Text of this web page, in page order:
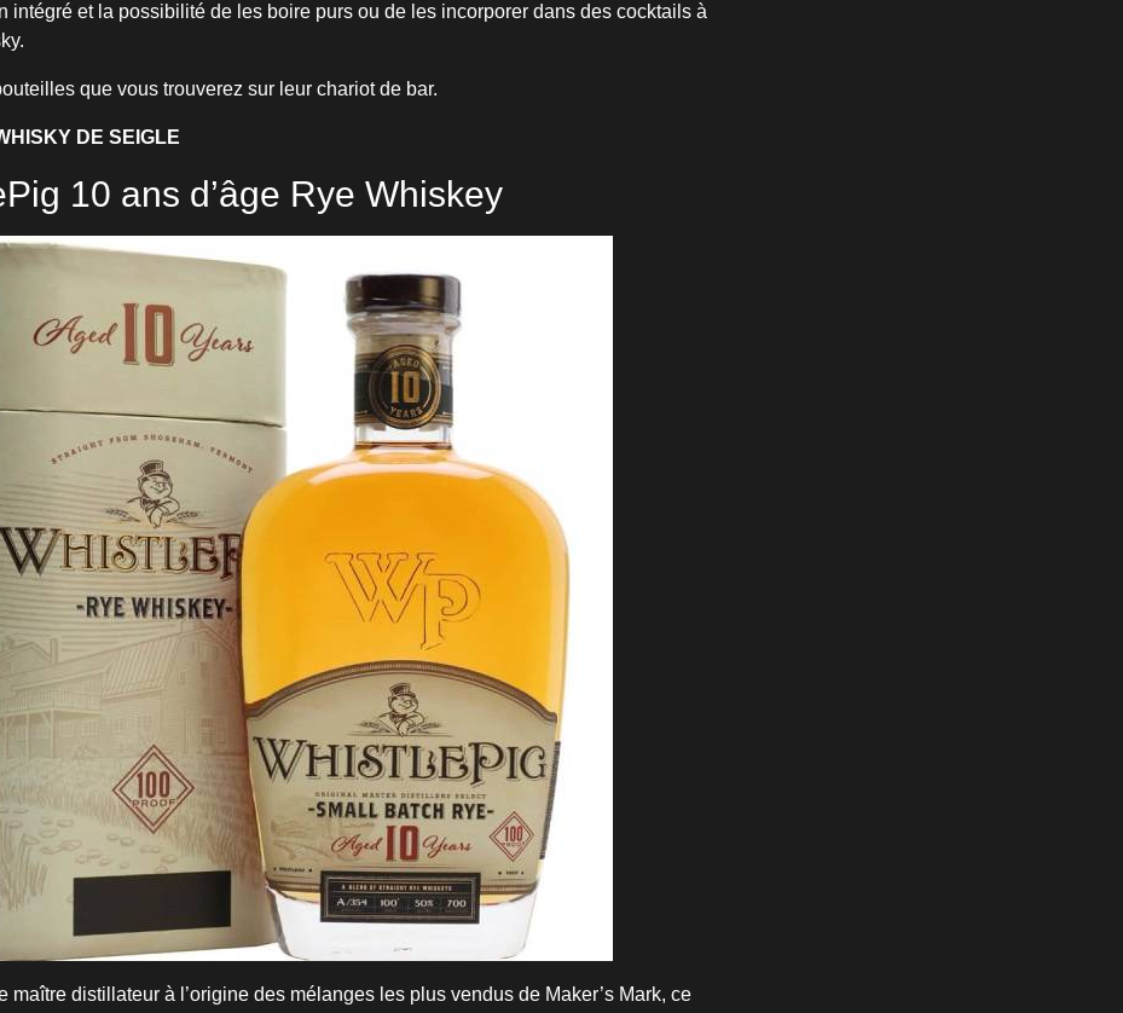
intégré et la possibilité de les boire purs ou de les incorporer dans des cocktails à
que vous trouverez sur leur chariot de bar.
DE SEIGLE
10 ans d’âge Rye Whiskey
maître distillateur à l’origine des mélanges les plus vendus de Maker’s Mark, ce